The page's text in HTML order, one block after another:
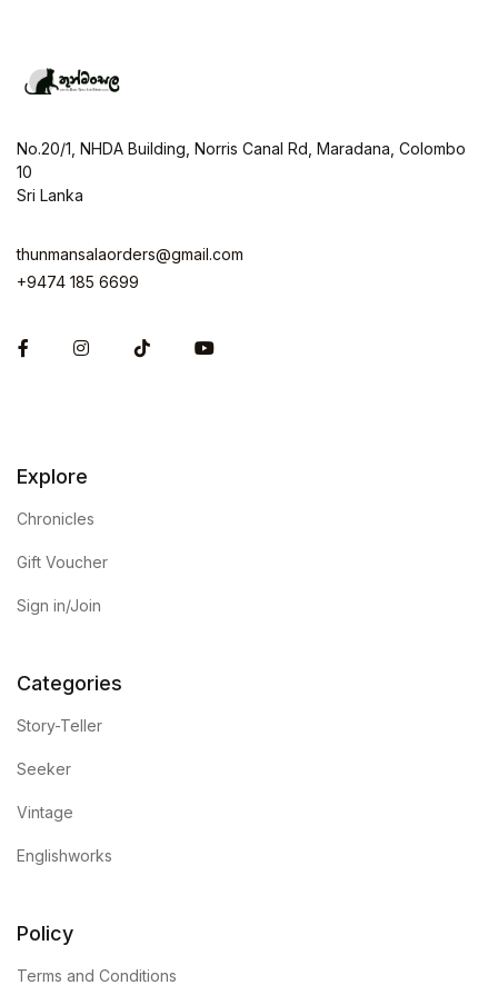
No.20/1, NHDA Building, Norris Canal Rd, Maradana, Colombo
10
Sri Lanka
thunmansalaorders@gmail.com
+9474 185 6699
FacebookInstagram
Explore
Chronicles
Gift Voucher
Sign in/Join
Categories
Story-Teller
Seeker
Vintage
Englishworks
Policy
Terms and Conditions